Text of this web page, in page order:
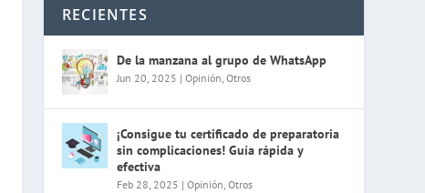
RECIENTES
De la manzana al grupo de WhatsApp
Jun 20, 2025 | Opinión, Otros
¡Consigue tu certificado de preparatoria
sin complicaciones! Guía rápida y
efectiva
Feb 28, 2025 | Opinión, Otros